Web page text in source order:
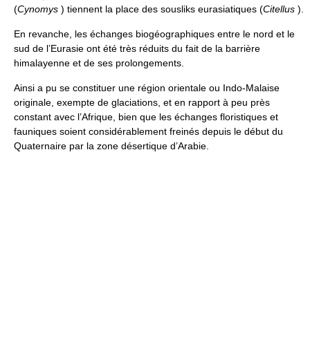
(Cynomys ) tiennent la place des sousliks eurasiatiques (Citellus ).
En revanche, les échanges biogéographiques entre le nord et le
sud de l’Eurasie ont été très réduits du fait de la barrière
himalayenne et de ses prolongements.
Ainsi a pu se constituer une région orientale ou Indo-Malaise
originale, exempte de glaciations, et en rapport à peu près
constant avec l’Afrique, bien que les échanges floristiques et
fauniques soient considérablement freinés depuis le début du
Quaternaire par la zone désertique d’Arabie.